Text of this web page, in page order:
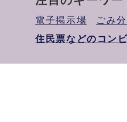
電子掲示場
ごみ
住民票などのコン